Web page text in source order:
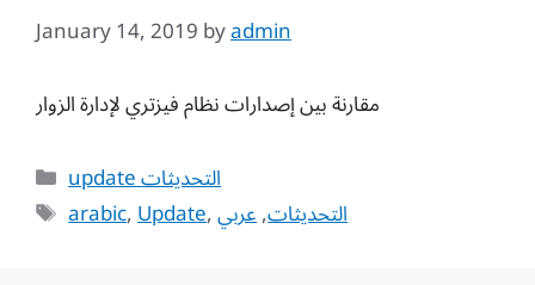
January 14, 2019byadmin
مقارنة بين إصدارات نظام فيزتري لإدارة الزوار
Categoriesupdate التحديثات
Tags
arabic,Update, التحديثات,عربي